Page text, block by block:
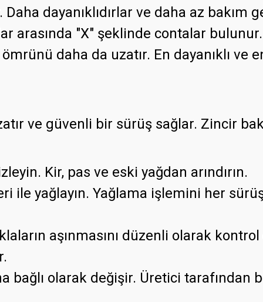
dayanıklıdırlar ve daha az bakım
arasında "X" şeklinde contalar
daha da uzatır. En dayanıklı ve
ve güvenli bir sürüş sağlar. Zincir
Kir, pas ve eski yağdan arındırın.
ile yağlayın. Yağlama işlemini her
aşınmasını düzenli olarak
bağlı olarak değişir. Üretici tarafından